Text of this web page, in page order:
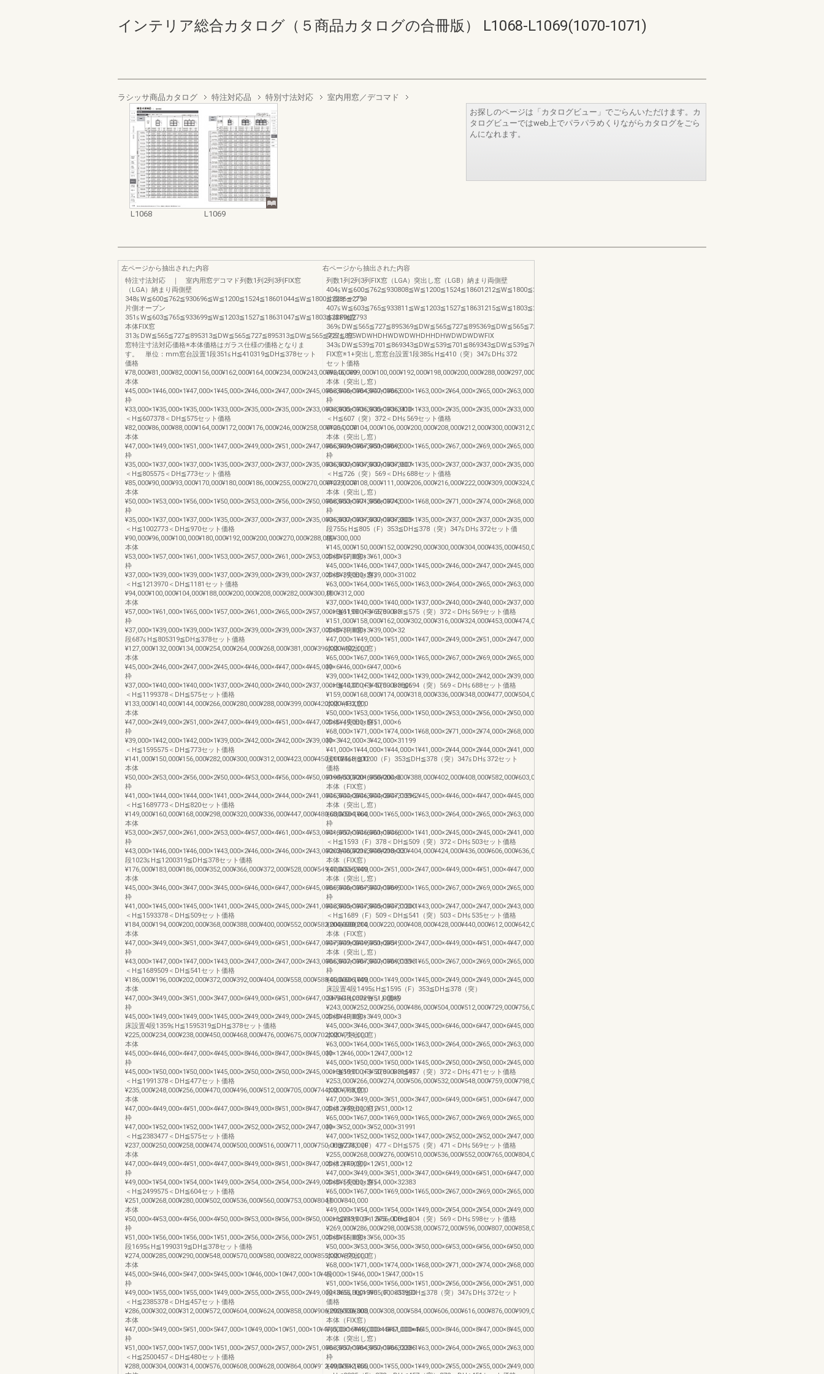
インテリア総合カタログ（５商品カタログの合冊版） L1068-L1069(1070-1071)
ラシッサ商品カタログ 特注対応品 特別寸法対応 室内用窓／デコマド
L1068 L1069
お探しのページは「カタログビュー」でごらんいただけます。カ
タログビューではweb上でパラパラめくりながらカタログをごら
んになれます。
左ページから抽出された内容
特注寸法対応 ｜ 室内用窓デコマド列数1列2列3列FIX窓
（LGA）納まり両側壁
348≦W≦600≦762≦930696≦W≦1200≦1524≦18601044≦W≦1800≦2286≦2790
片側オープン
351≦W≦603≦765≦933699≦W≦1203≦1527≦18631047≦W≦1803≦2289≦2793
本体FIX窓
313≦DW≦565≦727≦895313≦DW≦565≦727≦895313≦DW≦565≦727≦895WDWHDHWDWDWHDHHDHWDWDWDWFIX
窓特注寸法対応価格※本体価格はガラス仕様の価格となりま
す。 単位：mm窓台設置1段351≦H≦410319≦DH≦378セット
価格
¥78,000¥81,000¥82,000¥156,000¥162,000¥164,000¥234,000¥243,000¥246,000
本体
¥45,000×1¥46,000×1¥47,000×1¥45,000×2¥46,000×2¥47,000×2¥45,000×3¥46,000×3¥47,000×3
枠
¥33,000×1¥35,000×1¥35,000×1¥33,000×2¥35,000×2¥35,000×2¥33,000×3¥35,000×3¥35,000×3410
＜H≦607378＜DH≦575セット価格
¥82,000¥86,000¥88,000¥164,000¥172,000¥176,000¥246,000¥258,000¥264,000
本体
¥47,000×1¥49,000×1¥51,000×1¥47,000×2¥49,000×2¥51,000×2¥47,000×3¥49,000×3¥51,000×3
枠
¥35,000×1¥37,000×1¥37,000×1¥35,000×2¥37,000×2¥37,000×2¥35,000×3¥37,000×3¥37,000×3607
＜H≦805575＜DH≦773セット価格
¥85,000¥90,000¥93,000¥170,000¥180,000¥186,000¥255,000¥270,000¥279,000
本体
¥50,000×1¥53,000×1¥56,000×1¥50,000×2¥53,000×2¥56,000×2¥50,000×3¥53,000×3¥56,000×3
枠
¥35,000×1¥37,000×1¥37,000×1¥35,000×2¥37,000×2¥37,000×2¥35,000×3¥37,000×3¥37,000×3805
＜H≦1002773＜DH≦970セット価格
¥90,000¥96,000¥100,000¥180,000¥192,000¥200,000¥270,000¥288,000¥300,000
本体
¥53,000×1¥57,000×1¥61,000×1¥53,000×2¥57,000×2¥61,000×2¥53,000×3¥57,000×3¥61,000×3
枠
¥37,000×1¥39,000×1¥39,000×1¥37,000×2¥39,000×2¥39,000×2¥37,000×3¥39,000×3¥39,000×31002
＜H≦1213970＜DH≦1181セット価格
¥94,000¥100,000¥104,000¥188,000¥200,000¥208,000¥282,000¥300,000¥312,000
本体
¥57,000×1¥61,000×1¥65,000×1¥57,000×2¥61,000×2¥65,000×2¥57,000×3¥61,000×3¥65,000×3
枠
¥37,000×1¥39,000×1¥39,000×1¥37,000×2¥39,000×2¥39,000×2¥37,000×3¥39,000×3¥39,000×32
段687≦H≦805319≦DH≦378セット価格
¥127,000¥132,000¥134,000¥254,000¥264,000¥268,000¥381,000¥396,000¥402,000
本体
¥45,000×2¥46,000×2¥47,000×2¥45,000×4¥46,000×4¥47,000×4¥45,000×6¥46,000×6¥47,000×6
枠
¥37,000×1¥40,000×1¥40,000×1¥37,000×2¥40,000×2¥40,000×2¥37,000×3¥40,000×3¥40,000×3805
＜H≦1199378＜DH≦575セット価格
¥133,000¥140,000¥144,000¥266,000¥280,000¥288,000¥399,000¥420,000¥432,000
本体
¥47,000×2¥49,000×2¥51,000×2¥47,000×4¥49,000×4¥51,000×4¥47,000×6¥49,000×6¥51,000×6
枠
¥39,000×1¥42,000×1¥42,000×1¥39,000×2¥42,000×2¥42,000×2¥39,000×3¥42,000×3¥42,000×31199
＜H≦1595575＜DH≦773セット価格
¥141,000¥150,000¥156,000¥282,000¥300,000¥312,000¥423,000¥450,000¥468,000
本体
¥50,000×2¥53,000×2¥56,000×2¥50,000×4¥53,000×4¥56,000×4¥50,000×6¥53,000×6¥56,000×6
枠
¥41,000×1¥44,000×1¥44,000×1¥41,000×2¥44,000×2¥44,000×2¥41,000×3¥44,000×3¥44,000×31595
＜H≦1689773＜DH≦820セット価格
¥149,000¥160,000¥168,000¥298,000¥320,000¥336,000¥447,000¥480,000¥504,000
本体
¥53,000×2¥57,000×2¥61,000×2¥53,000×4¥57,000×4¥61,000×4¥53,000×6¥57,000×6¥61,000×6
枠
¥43,000×1¥46,000×1¥46,000×1¥43,000×2¥46,000×2¥46,000×2¥43,000×3¥46,000×3¥46,000×33
段1023≦H≦1200319≦DH≦378セット価格
¥176,000¥183,000¥186,000¥352,000¥366,000¥372,000¥528,000¥549,000¥558,000
本体
¥45,000×3¥46,000×3¥47,000×3¥45,000×6¥46,000×6¥47,000×6¥45,000×9¥46,000×9¥47,000×9
枠
¥41,000×1¥45,000×1¥45,000×1¥41,000×2¥45,000×2¥45,000×2¥41,000×3¥45,000×3¥45,000×31200
＜H≦1593378＜DH≦509セット価格
¥184,000¥194,000¥200,000¥368,000¥388,000¥400,000¥552,000¥582,000¥600,000
本体
¥47,000×3¥49,000×3¥51,000×3¥47,000×6¥49,000×6¥51,000×6¥47,000×9¥49,000×9¥51,000×9
枠
¥43,000×1¥47,000×1¥47,000×1¥43,000×2¥47,000×2¥47,000×2¥43,000×3¥47,000×3¥47,000×31593
＜H≦1689509＜DH≦541セット価格
¥186,000¥196,000¥202,000¥372,000¥392,000¥404,000¥558,000¥588,000¥606,000
本体
¥47,000×3¥49,000×3¥51,000×3¥47,000×6¥49,000×6¥51,000×6¥47,000×9¥49,000×9¥51,000×9
枠
¥45,000×1¥49,000×1¥49,000×1¥45,000×2¥49,000×2¥49,000×2¥45,000×3¥49,000×3¥49,000×3
床設置4段1359≦H≦1595319≦DH≦378セット価格
¥225,000¥234,000¥238,000¥450,000¥468,000¥476,000¥675,000¥702,000¥714,000
本体
¥45,000×4¥46,000×4¥47,000×4¥45,000×8¥46,000×8¥47,000×8¥45,000×12¥46,000×12¥47,000×12
枠
¥45,000×1¥50,000×1¥50,000×1¥45,000×2¥50,000×2¥50,000×2¥45,000×3¥50,000×3¥50,000×31595
＜H≦1991378＜DH≦477セット価格
¥235,000¥248,000¥256,000¥470,000¥496,000¥512,000¥705,000¥744,000¥768,000
本体
¥47,000×4¥49,000×4¥51,000×4¥47,000×8¥49,000×8¥51,000×8¥47,000×12¥49,000×12¥51,000×12
枠
¥47,000×1¥52,000×1¥52,000×1¥47,000×2¥52,000×2¥52,000×2¥47,000×3¥52,000×3¥52,000×31991
＜H≦2383477＜DH≦575セット価格
¥237,000¥250,000¥258,000¥474,000¥500,000¥516,000¥711,000¥750,000¥774,000
本体
¥47,000×4¥49,000×4¥51,000×4¥47,000×8¥49,000×8¥51,000×8¥47,000×12¥49,000×12¥51,000×12
枠
¥49,000×1¥54,000×1¥54,000×1¥49,000×2¥54,000×2¥54,000×2¥49,000×3¥54,000×3¥54,000×32383
＜H≦2499575＜DH≦604セット価格
¥251,000¥268,000¥280,000¥502,000¥536,000¥560,000¥753,000¥804,000¥840,000
本体
¥50,000×4¥53,000×4¥56,000×4¥50,000×8¥53,000×8¥56,000×8¥50,000×12¥53,000×12¥56,000×12
枠
¥51,000×1¥56,000×1¥56,000×1¥51,000×2¥56,000×2¥56,000×2¥51,000×3¥56,000×3¥56,000×35
段1695≦H≦1990319≦DH≦378セット価格
¥274,000¥285,000¥290,000¥548,000¥570,000¥580,000¥822,000¥855,000¥870,000
本体
¥45,000×5¥46,000×5¥47,000×5¥45,000×10¥46,000×10¥47,000×10¥45,000×15¥46,000×15¥47,000×15
枠
¥49,000×1¥55,000×1¥55,000×1¥49,000×2¥55,000×2¥55,000×2¥49,000×3¥55,000×3¥55,000×31990
＜H≦2385378＜DH≦457セット価格
¥286,000¥302,000¥312,000¥572,000¥604,000¥624,000¥858,000¥906,000¥936,000
本体
¥47,000×5¥49,000×5¥51,000×5¥47,000×10¥49,000×10¥51,000×10¥47,000×15¥49,000×15¥51,000×15
枠
¥51,000×1¥57,000×1¥57,000×1¥51,000×2¥57,000×2¥57,000×2¥51,000×3¥57,000×3¥57,000×32385
＜H≦2500457＜DH≦480セット価格
¥288,000¥304,000¥314,000¥576,000¥608,000¥628,000¥864,000¥912,000¥942,000
右ページから抽出された内容
列数1列2列3列FIX窓（LGA）突出し窓（LGB）納まり両側壁
404≦W≦600≦762≦930808≦W≦1200≦1524≦18601212≦W≦1800≦2286≦2790
片側オープン
407≦W≦603≦765≦933811≦W≦1203≦1527≦18631215≦W≦1803≦2289≦2793
本体FIX窓
369≦DW≦565≦727≦895369≦DW≦565≦727≦895369≦DW≦565≦727≦895
突出し窓
343≦DW≦539≦701≦869343≦DW≦539≦701≦869343≦DW≦539≦701≦869WDWHDHDHWDWDWHDHDHHDHDHWDWDWDW
FIX窓※1+突出し窓窓台設置1段385≦H≦410（突）347≦DH≦372
セット価格
¥96,000¥99,000¥100,000¥192,000¥198,000¥200,000¥288,000¥297,000¥300,000
本体（突出し窓）
¥63,000×1¥64,000×1¥65,000×1¥63,000×2¥64,000×2¥65,000×2¥63,000×3¥64,000×3¥65,000×3
枠
¥33,000×1¥35,000×1¥35,000×1¥33,000×2¥35,000×2¥35,000×2¥33,000×3¥35,000×3¥35,000×3410
＜H≦607（突）372＜DH≦569セット価格
¥100,000¥104,000¥106,000¥200,000¥208,000¥212,000¥300,000¥312,000¥318,000
本体（突出し窓）
¥65,000×1¥67,000×1¥69,000×1¥65,000×2¥67,000×2¥69,000×2¥65,000×3¥67,000×3¥69,000×3
枠
¥35,000×1¥37,000×1¥37,000×1¥35,000×2¥37,000×2¥37,000×2¥35,000×3¥37,000×3¥37,000×3607
＜H≦726（突）569＜DH≦688セット価格
¥103,000¥108,000¥111,000¥206,000¥216,000¥222,000¥309,000¥324,000¥333,000
本体（突出し窓）
¥68,000×1¥71,000×1¥74,000×1¥68,000×2¥71,000×2¥74,000×2¥68,000×3¥71,000×3¥74,000×3
枠
¥35,000×1¥37,000×1¥37,000×1¥35,000×2¥37,000×2¥37,000×2¥35,000×3¥37,000×3¥37,000×32
段755≦H≦805（F）353≦DH≦378（突）347≦DH≦372セット価
格
¥145,000¥150,000¥152,000¥290,000¥300,000¥304,000¥435,000¥450,000¥456,000
本体（FIX窓）
¥45,000×1¥46,000×1¥47,000×1¥45,000×2¥46,000×2¥47,000×2¥45,000×3¥46,000×3¥47,000×3
本体（突出し窓）
¥63,000×1¥64,000×1¥65,000×1¥63,000×2¥64,000×2¥65,000×2¥63,000×3¥64,000×3¥65,000×3
枠
¥37,000×1¥40,000×1¥40,000×1¥37,000×2¥40,000×2¥40,000×2¥37,000×3¥40,000×3¥40,000×3805
＜H≦1199（F）378＜DH≦575（突）372＜DH≦569セット価格
¥151,000¥158,000¥162,000¥302,000¥316,000¥324,000¥453,000¥474,000¥486,000
本体（FIX窓）
¥47,000×1¥49,000×1¥51,000×1¥47,000×2¥49,000×2¥51,000×2¥47,000×3¥49,000×3¥51,000×3
本体（突出し窓）
¥65,000×1¥67,000×1¥69,000×1¥65,000×2¥67,000×2¥69,000×2¥65,000×3¥67,000×3¥69,000×3
枠
¥39,000×1¥42,000×1¥42,000×1¥39,000×2¥42,000×2¥42,000×2¥39,000×3¥42,000×3¥42,000×31199
＜H≦1437（F）575＜DH≦694（突）569＜DH≦688セット価格
¥159,000¥168,000¥174,000¥318,000¥336,000¥348,000¥477,000¥504,000¥522,000
本体（FIX窓）
¥50,000×1¥53,000×1¥56,000×1¥50,000×2¥53,000×2¥56,000×2¥50,000×3¥53,000×3¥56,000×3
本体（突出し窓）
¥68,000×1¥71,000×1¥74,000×1¥68,000×2¥71,000×2¥74,000×2¥68,000×3¥71,000×3¥74,000×3
枠
¥41,000×1¥44,000×1¥44,000×1¥41,000×2¥44,000×2¥44,000×2¥41,000×3¥44,000×3¥44,000×33
段1125≦H≦1200（F）353≦DH≦378（突）347≦DH≦372セット
価格
¥194,000¥201,000¥204,000¥388,000¥402,000¥408,000¥582,000¥603,000¥612,000
本体（FIX窓）
¥45,000×2¥46,000×2¥47,000×2¥45,000×4¥46,000×4¥47,000×4¥45,000×6¥46,000×6¥47,000×6
本体（突出し窓）
¥63,000×1¥64,000×1¥65,000×1¥63,000×2¥64,000×2¥65,000×2¥63,000×3¥64,000×3¥65,000×3
枠
¥41,000×1¥45,000×1¥45,000×1¥41,000×2¥45,000×2¥45,000×2¥41,000×3¥45,000×3¥45,000×31200
＜H≦1593（F）378＜DH≦509（突）372＜DH≦503セット価格
¥202,000¥212,000¥218,000¥404,000¥424,000¥436,000¥606,000¥636,000¥654,000
本体（FIX窓）
¥47,000×2¥49,000×2¥51,000×2¥47,000×4¥49,000×4¥51,000×4¥47,000×6¥49,000×6¥51,000×6
本体（突出し窓）
¥65,000×1¥67,000×1¥69,000×1¥65,000×2¥67,000×2¥69,000×2¥65,000×3¥67,000×3¥69,000×3
枠
¥43,000×1¥47,000×1¥47,000×1¥43,000×2¥47,000×2¥47,000×2¥43,000×3¥47,000×3¥47,000×31593
＜H≦1689（F）509＜DH≦541（突）503＜DH≦535セット価格
¥204,000¥214,000¥220,000¥408,000¥428,000¥440,000¥612,000¥642,000¥660,000
本体（FIX窓）
¥47,000×2¥49,000×2¥51,000×2¥47,000×4¥49,000×4¥51,000×4¥47,000×6¥49,000×6¥51,000×6
本体（突出し窓）
¥65,000×1¥67,000×1¥69,000×1¥65,000×2¥67,000×2¥69,000×2¥65,000×3¥67,000×3¥69,000×3
枠
¥45,000×1¥49,000×1¥49,000×1¥45,000×2¥49,000×2¥49,000×2¥45,000×3¥49,000×3¥49,000×3
床設置4段1495≦H≦1595（F）353≦DH≦378（突）
347≦DH≦372セット価格
¥243,000¥252,000¥256,000¥486,000¥504,000¥512,000¥729,000¥756,000¥768,000
本体（FIX窓）
¥45,000×3¥46,000×3¥47,000×3¥45,000×6¥46,000×6¥47,000×6¥45,000×9¥46,000×9¥47,000×9
本体（突出し窓）
¥63,000×1¥64,000×1¥65,000×1¥63,000×2¥64,000×2¥65,000×2¥63,000×3¥64,000×3¥65,000×3
枠
¥45,000×1¥50,000×1¥50,000×1¥45,000×2¥50,000×2¥50,000×2¥45,000×3¥50,000×3¥50,000×31595
＜H≦1991（F）378＜DH≦477（突）372＜DH≦471セット価格
¥253,000¥266,000¥274,000¥506,000¥532,000¥548,000¥759,000¥798,000¥822,000
本体（FIX窓）
¥47,000×3¥49,000×3¥51,000×3¥47,000×6¥49,000×6¥51,000×6¥47,000×9¥49,000×9¥51,000×9
本体（突出し窓）
¥65,000×1¥67,000×1¥69,000×1¥65,000×2¥67,000×2¥69,000×2¥65,000×3¥67,000×3¥69,000×3
枠
¥47,000×1¥52,000×1¥52,000×1¥47,000×2¥52,000×2¥52,000×2¥47,000×3¥52,000×3¥52,000×31991
＜H≦2383（F）477＜DH≦575（突）471＜DH≦569セット価格
¥255,000¥268,000¥276,000¥510,000¥536,000¥552,000¥765,000¥804,000¥828,000
本体（FIX窓）
¥47,000×3¥49,000×3¥51,000×3¥47,000×6¥49,000×6¥51,000×6¥47,000×9¥49,000×9¥51,000×9
本体（突出し窓）
¥65,000×1¥67,000×1¥69,000×1¥65,000×2¥67,000×2¥69,000×2¥65,000×3¥67,000×3¥69,000×3
枠
¥49,000×1¥54,000×1¥54,000×1¥49,000×2¥54,000×2¥54,000×2¥49,000×3¥54,000×3¥54,000×32383
＜H≦2499（F）575＜DH≦604（突）569＜DH≦598セット価格
¥269,000¥286,000¥298,000¥538,000¥572,000¥596,000¥807,000¥858,000¥894,000
本体（FIX窓）
¥50,000×3¥53,000×3¥56,000×3¥50,000×6¥53,000×6¥56,000×6¥50,000×9¥53,000×9¥56,000×9
本体（突出し窓）
¥68,000×1¥71,000×1¥74,000×1¥68,000×2¥71,000×2¥74,000×2¥68,000×3¥71,000×3¥74,000×3
枠
¥51,000×1¥56,000×1¥56,000×1¥51,000×2¥56,000×2¥56,000×2¥51,000×3¥56,000×3¥56,000×35
段1865≦H≦1990（F）353≦DH≦378（突）347≦DH≦372セット
価格
¥292,000¥303,000¥308,000¥584,000¥606,000¥616,000¥876,000¥909,000¥924,000
本体（FIX窓）
¥45,000×4¥46,000×4¥47,000×4¥45,000×8¥46,000×8¥47,000×8¥45,000×12¥46,000×12¥47,000×12
本体（突出し窓）
¥63,000×1¥64,000×1¥65,000×1¥63,000×2¥64,000×2¥65,000×2¥63,000×3¥64,000×3¥65,000×3
枠
¥49,000×1¥55,000×1¥55,000×1¥49,000×2¥55,000×2¥55,000×2¥49,000×3¥55,000×3¥55,000×31990